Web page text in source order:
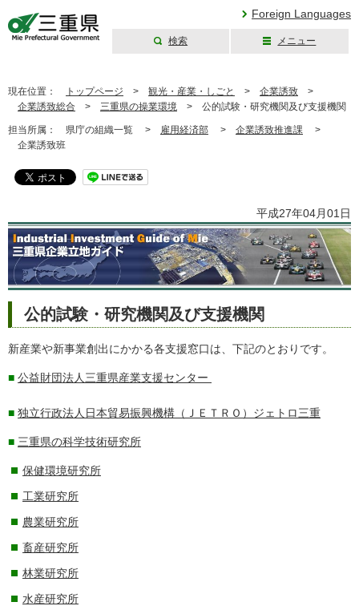
Foreign Languages
検索 メニュー
現在位置： トップページ > 観光・産業・しごと > 企業誘致 >
企業誘致総合 > 三重県の操業環境 > 公的試験・研究機関及び支援機関
担当所属： 県庁の組織一覧 > 雇用経済部 > 企業誘致推進課 >
企業誘致班
平成27年04月01日
公的試験・研究機関及び支援機関
新産業や新事業創出にかかる各支援窓口は、下記のとおりです。
■ 公益財団法人 三重県産業支援センター
■ 独立行政法人 日本貿易振興機構（ＪＥＴＲＯ）ジェトロ三重
■ 三重県の科学技術研究所
保健環境研究所
工業研究所
農業研究所
畜産研究所
林業研究所
水産研究所